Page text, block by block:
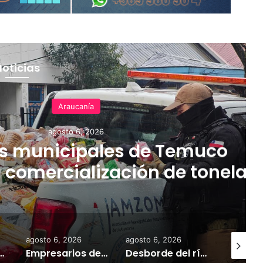
Araucanía
agosto 6, 2026
municipales de Temuco
de tonelada
mercadería asiática ilegal
y media de mercadería asiática ilegal
agosto 6, 2026
Empresarios de Angol donan cuatro hectáreas para apoyar reubicación de familias afectadas por inundaciones
agosto 6, 2026
Desborde del río Imperial mantiene aisladas a miles de personas y deja viviendas bajo el agua en La Araucanía